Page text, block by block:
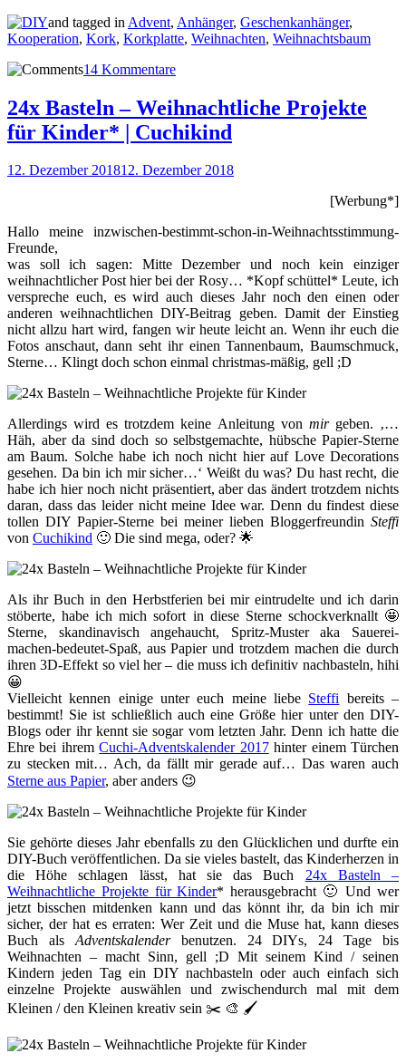
and tagged in Advent, Anhänger, Geschenkanhänger,
Kooperation, Kork, Korkplatte, Weihnachten, Weihnachtsbaum
14 Kommentare
24x Basteln – Weihnachtliche Projekte
für Kinder* | Cuchikind
12. Dezember 201812. Dezember 2018
[Werbung*]
Hallo meine inzwischen-bestimmt-schon-in-Weihnachtsstimmung-
Freunde,
was soll ich sagen: Mitte Dezember und noch kein einziger
weihnachtlicher Post hier bei der Rosy… *Kopf schüttel* Leute, ich
verspreche euch, es wird auch dieses Jahr noch den einen oder
anderen weihnachtlichen DIY-Beitrag geben. Damit der Einstieg
nicht allzu hart wird, fangen wir heute leicht an. Wenn ihr euch die
Fotos anschaut, dann seht ihr einen Tannenbaum, Baumschmuck,
Sterne… Klingt doch schon einmal christmas-mäßig, gell ;D
Allerdings wird es trotzdem keine Anleitung von mirgeben. ‚…
Häh, aber da sind doch so selbstgemachte, hübsche Papier-Sterne
am Baum. Solche habe ich noch nicht hier auf Love Decorations
gesehen. Da bin ich mir sicher…‘ Weißt du was? Du hast recht, die
habe ich hier noch nicht präsentiert, aber das ändert trotzdem nichts
daran, dass das leider nicht meine Idee war. Denn du findest diese
tollen DIY Papier-Sterne bei meiner lieben Bloggerfreundin Steffi
von Cuchikind 🙂 Die sind mega, oder? 🌟
Als ihr Buch in den Herbstferien bei mir eintrudelte und ich darin
stöberte, habe ich mich sofort in diese Sterne schockverknallt 🤩
Sterne, skandinavisch angehaucht, Spritz-Muster aka Sauerei-
machen-bedeutet-Spaß, aus Papier und trotzdem machen die durch
ihren 3D-Effekt so viel her – die muss ich definitiv nachbasteln, hihi
😀
Vielleicht kennen einige unter euch meine liebe Steffi bereits –
bestimmt! Sie ist schließlich auch eine Größe hier unter den DIY-
Blogs oder ihr kennt sie sogar vom letzten Jahr. Denn ich hatte die
Ehre bei ihremCuchi-Adventskalender 2017hinter einem Türchen
zu stecken mit… Ach, da fällt mir gerade auf… Das waren auch
Sterne aus Papier, aber anders 😉
Sie gehörte dieses Jahr ebenfalls zu den Glücklichen und durfte ein
DIY-Buch veröffentlichen. Da sie vieles bastelt, das Kinderherzen in
die Höhe schlagen lässt, hat sie das Buch 24x Basteln –
Weihnachtliche Projekte für Kinder* herausgebracht 🙂 Und wer
jetzt bisschen mitdenken kann und das könnt ihr, da bin ich mir
sicher, der hat es erraten: Wer Zeit und die Muse hat, kann dieses
Buch alsAdventskalenderbenutzen. 24 DIYs, 24 Tage bis
Weihnachten – macht Sinn, gell ;D Mit seinem Kind / seinen
Kindern jeden Tag ein DIY nachbasteln oder auch einfach sich
einzelne Projekte auswählen und zwischendurch mal mit dem
Kleinen / den Kleinen kreativ sein ✂️ 🎨 🖌